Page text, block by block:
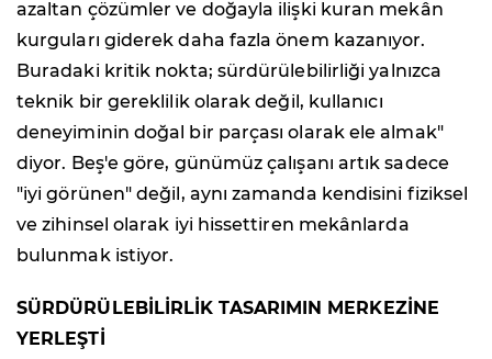
azaltan çözümler ve doğayla ilişki kuran mekân
kurguları giderek daha fazla önem kazanıyor.
Buradaki kritik nokta; sürdürülebilirliği yalnızca
teknik bir gereklilik olarak değil, kullanıcı
deneyiminin doğal bir parçası olarak ele almak"
diyor. Beş'e göre, günümüz çalışanı artık sadece
"iyi görünen" değil, aynı zamanda kendisini fiziksel
ve zihinsel olarak iyi hissettiren mekânlarda
bulunmak istiyor.
SÜRDÜRÜLEBİLİRLİK TASARIMIN MERKEZİNE
YERLEŞTİ